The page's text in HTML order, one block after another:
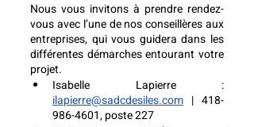
Nous vous invitons à prendre rendez-
vous avec l’une de nos conseillères aux
entreprises, qui vous guidera dans les
différentes démarches entourant votre
projet.
ilapierre@sadcdesiles.com | 418-
986-4601, poste 227